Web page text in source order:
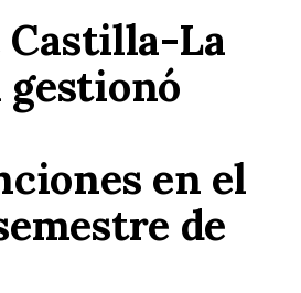
Castilla-La
en el
de